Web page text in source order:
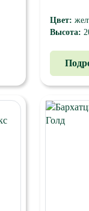
Цвет:
Высота: